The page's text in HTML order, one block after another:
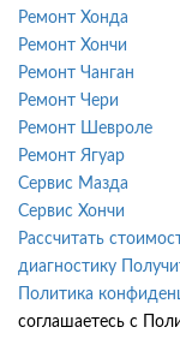
Ремонт Хонда
Ремонт Хончи
Ремонт Чанган
Ремонт Чери
Ремонт Шевроле
Ремонт Ягуар
Сервис Мазда
Сервис Хончи
Рассчитать
диагностику
Политика
соглашаетесь с